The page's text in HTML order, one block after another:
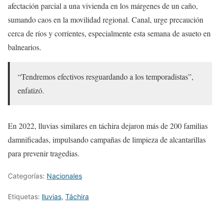
afectación parcial a una vivienda en los márgenes de un caño,
sumando caos en la movilidad regional. Canal, urge precaución
cerca de ríos y corrientes, especialmente esta semana de asueto en
balnearios.
“Tendremos efectivos resguardando a los temporadistas”,
enfatizó.
En 2022, lluvias similares en táchira dejaron más de 200 familias
damnificadas, impulsando campañas de limpieza de alcantarillas
para prevenir tragedias.
Categorías: Nacionales
Etiquetas: lluvias, Táchira